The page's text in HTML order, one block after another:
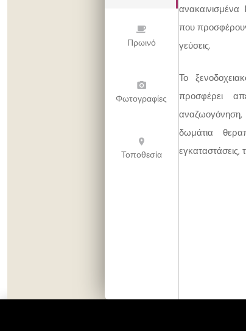
Πρωινό
Φωτογραφίες
Τοποθεσία
που προσφέρουν
γεύσεις.
Το
προσφέρει
δωμάτια
εγκαταστάσεις,